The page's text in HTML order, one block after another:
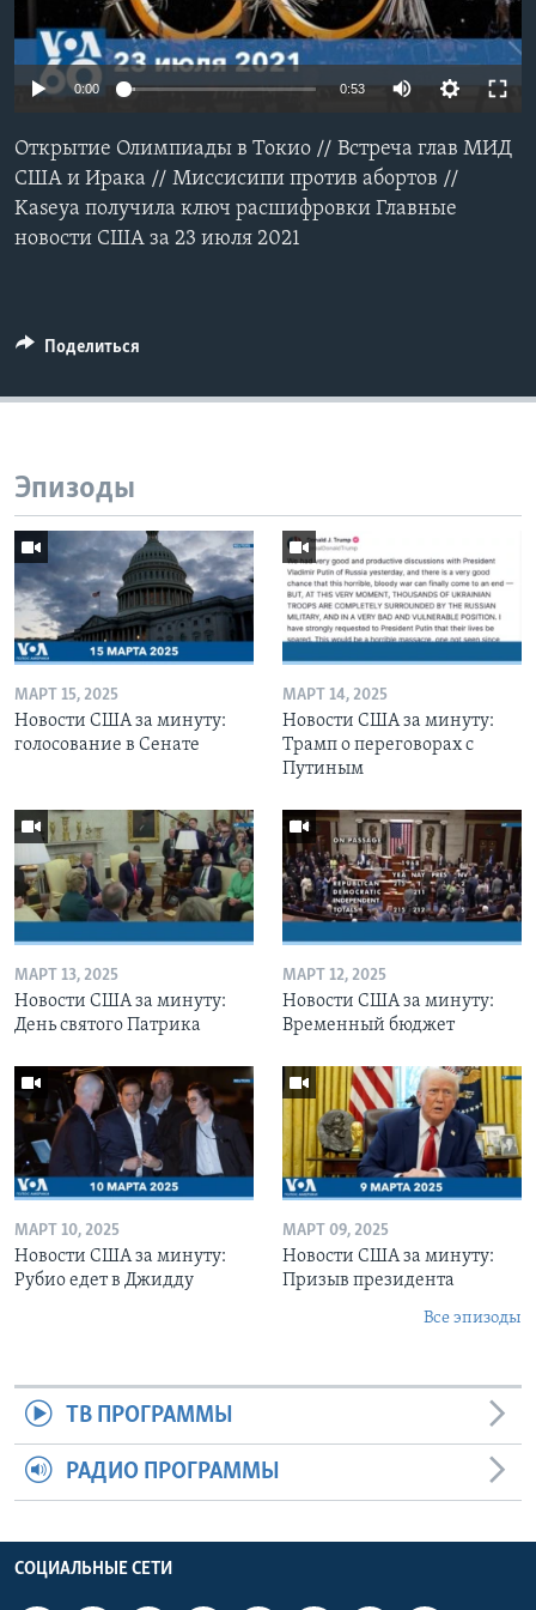
Learning English
Языки
0:00 0:53
Открытие Олимпиады в Токио // Встреча глав МИД
США и Ирака // Миссисипи против абортов //
Kaseya получила ключ расшифровки Главные
новости США за 23 июля 2021
Поделиться
Эпизоды
МАРТ 15, 2025
Новости США за минуту:
голосование в Сенате
МАРТ 14, 2025
Новости США за минуту:
Трамп о переговорах с
Путиным
МАРТ 13, 2025
Новости США за минуту:
День святого Патрика
МАРТ 12, 2025
Новости США за минуту:
Временный бюджет
МАРТ 10, 2025
Новости США за минуту:
Рубио едет в Джидду
МАРТ 09, 2025
Новости США за минуту:
Призыв президента
Все эпизоды
ТВ ПРОГРАММЫ
РАДИО ПРОГРАММЫ
СОЦИАЛЬНЫЕ СЕТИ